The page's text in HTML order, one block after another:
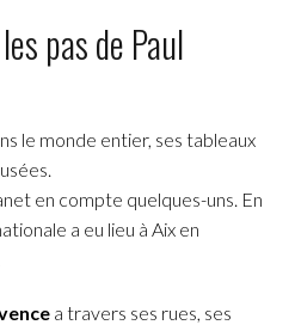
pas de Paul
le monde entier, ses tableaux
en compte quelques-uns. En
a eu lieu à Aix en
a travers ses rues, ses